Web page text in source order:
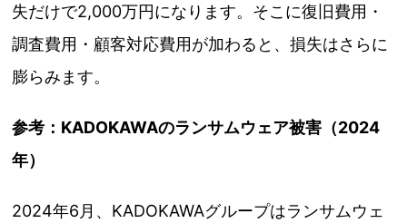
失だけで2,000万円になります。そこに復旧費用・
調査費用・顧客対応費用が加わると、損失はさらに
膨らみます。
参考：KADOKAWAのランサムウェア被害（2024
年）
2024年6月、KADOKAWAグループはランサムウェ